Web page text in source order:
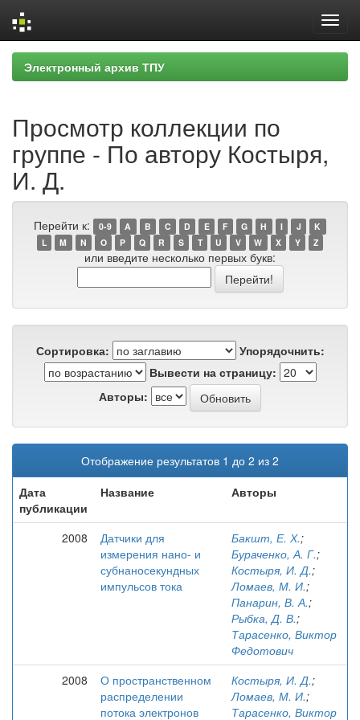
Skip
navigation
Электронный архив ТПУ
Просмотр коллекции по
группе - По автору Костыря,
И. Д.
Перейти к: 0-9 A B C D E F G H I J
K
L
M N O P Q R S T U V W X Y Z
или введите несколько первых букв:
Сортировка:
Упорядочнить:
Вывести на страницу:
Авторы:
Отображение результатов 1 до 2 из 2
Дата
публикации
Название Авторы
2008
Датчики для
измерения нано- и
субнаносекундных
импульсов тока
Бакшт, Е. Х.;
Бураченко, А. Г.;
Костыря, И. Д.;
Ломаев, М. И.;
Панарин, В. А.;
Рыбка, Д. В.;
Тарасенко, Виктор
Федотович
2008
О пространственном
распределении
потока электронов
Костыря, И. Д.;
Ломаев, М. И.;
Тарасенко, Виктор